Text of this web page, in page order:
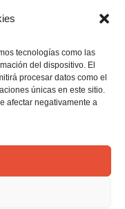
tecnologías como las
del dispositivo. El
procesar datos como el
únicas en este sitio.
afectar negativamente a